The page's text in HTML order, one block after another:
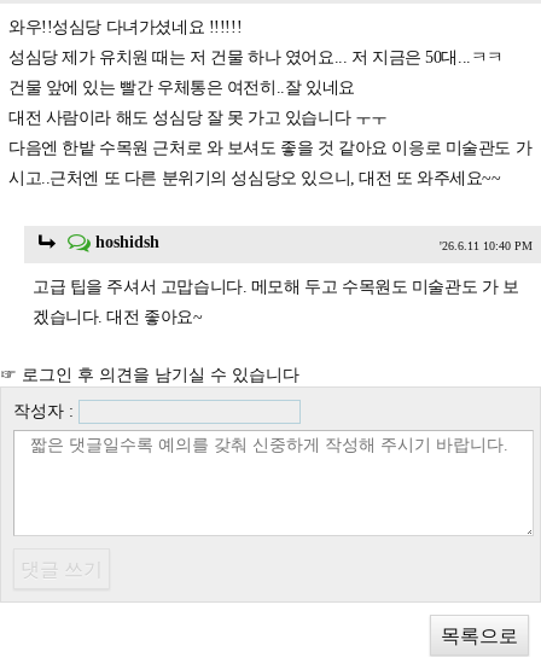
와우!!성심당 다녀가셨네요 !!!!!!
성심당 제가 유치원 때는 저 건물 하나 였어요... 저 지금은 50대...ㅋㅋ
건물 앞에 있는 빨간 우체통은 여전히..잘 있네요
대전 사람이라 해도 성심당 잘 못 가고 있습니다 ㅜㅜ
다음엔 한밭 수목원 근처로 와 보셔도 좋을 것 같아요 이응로 미술관도 가
시고..근처엔 또 다른 분위기의 성심당오 있으니, 대전 또 와주세요~~
hoshidsh '26.6.11 10:40 PM
고급 팁을 주셔서 고맙습니다. 메모해 두고 수목원도 미술관도 가 보
겠습니다. 대전 좋아요~
☞ 로그인 후 의견을 남기실 수 있습니다
작성자 :
목록으로